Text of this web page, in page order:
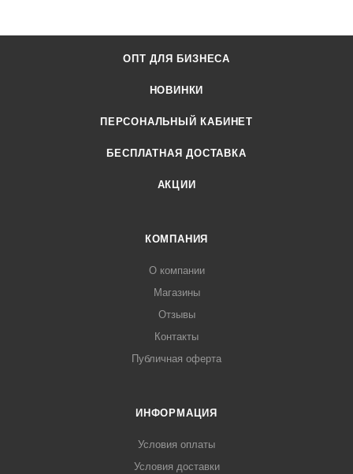
ОПТ ДЛЯ БИЗНЕСА
НОВИНКИ
ПЕРСОНАЛЬНЫЙ КАБИНЕТ
БЕСПЛАТНАЯ ДОСТАВКА
АКЦИИ
КОМПАНИЯ
О компании
Магазины
Отзывы
Контакты
Публичная оферта
ИНФОРМАЦИЯ
Условия оплаты
Условия доставки